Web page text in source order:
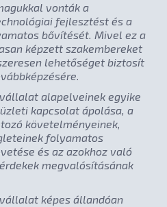
vonták a
fejlesztést és a
bővítését. Mivel ez a
képzett szakembereket
lehetőséget biztosít
alapelveinek egyike
kapcsolat ápolása, a
követelményeinek,
folyamatos
és az azokhoz való
megvalósításának
képes állandóan